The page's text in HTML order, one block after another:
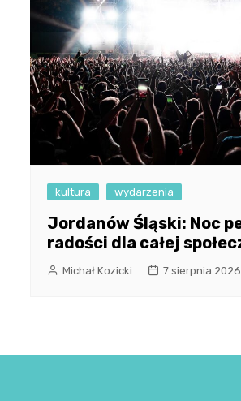
kultura wydarzenia
Jordanów Śląski: Noc
radości dla całej
Michał Kozicki 7 sierpnia 2026